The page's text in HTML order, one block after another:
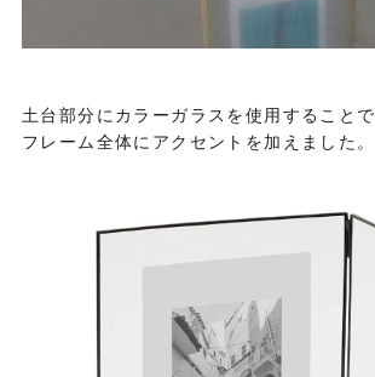
土台部分にカラーガラスを使用することで
フレーム全体にアクセントを加えました。